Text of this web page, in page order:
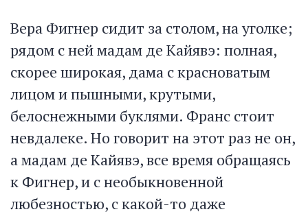
Вера Фигнер сидит за столом, на уголке;
рядом с ней мадам де Кайявэ: полная,
скорее широкая, дама с красноватым
лицом и пышными, крутыми,
белоснежными буклями. Франс стоит
невдалеке. Но говорит на этот раз не он,
а мадам де Кайявэ, все время обращаясь
к Фигнер, и с необыкновенной
любезностью, с какой-то даже